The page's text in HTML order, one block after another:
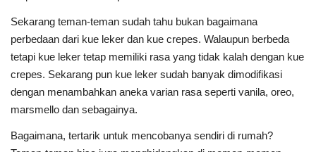
Sekarang teman-teman sudah tahu bukan bagaimana
perbedaan dari kue leker dan kue crepes. Walaupun berbeda
tetapi kue leker tetap memiliki rasa yang tidak kalah dengan kue
crepes. Sekarang pun kue leker sudah banyak dimodifikasi
dengan menambahkan aneka varian rasa seperti vanila, oreo,
marsmello dan sebagainya.
Bagaimana, tertarik untuk mencobanya sendiri di rumah?